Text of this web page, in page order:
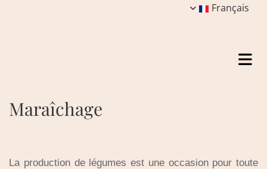
Français
Maraîchage
La production de légumes est une occasion pour toute